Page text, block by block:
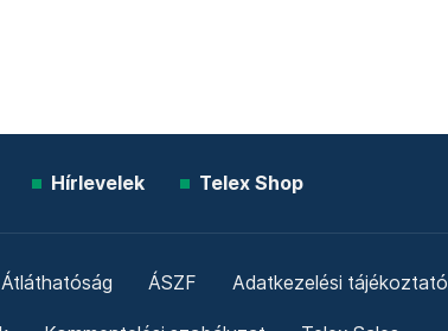
Hírlevelek Telex Shop
Átláthatóság ÁSZF Adatkezelési tájékoztató